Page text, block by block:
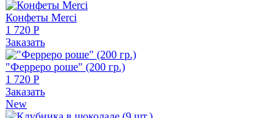
Конфеты Merci
1 720 Р
Заказать
"Ферреро роше" (200 гр.)
1 720 Р
Заказать
New